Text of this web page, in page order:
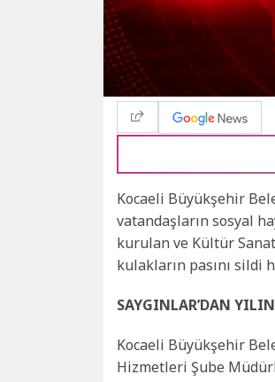
Kocaeli Büyükşehir
vatandaşların sosyal
kurulan ve Kültür
kulakların pasını sildi
SAYGINLAR’DAN
Kocaeli Büyükşehir
Hizmetleri Şube